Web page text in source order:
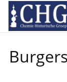
links
over
naar
de